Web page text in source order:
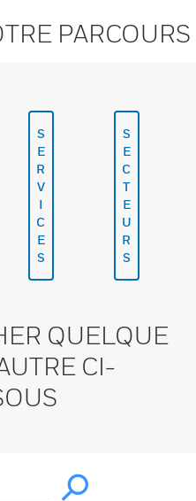
PARCOURS
S
E
R
V
I
C
E
S
S
E
C
T
E
U
R
S
QUELQUE
CI-